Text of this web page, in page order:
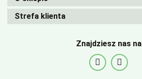
Strefa klienta
Znajdziesz nas na